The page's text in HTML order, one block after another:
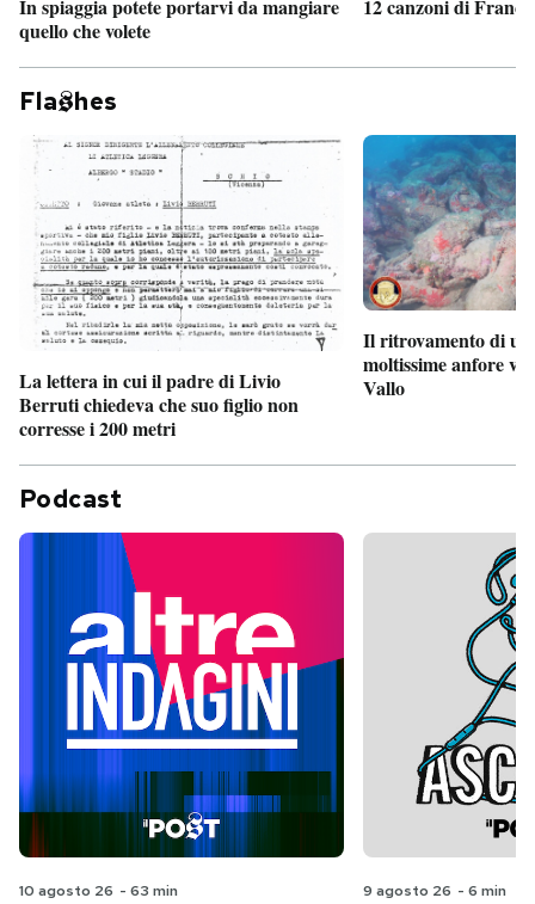
In spiaggia potete portarvi da mangiare
quello che volete
12 canzoni di
Fla hes
La lettera in cui il padre di Livio
Berruti chiedeva che suo figlio non
corresse i 200 metri
Il ritrovamento di
moltissime anfore
Vallo
Podcast
10 agosto 26 - 63 min 9 agosto 26 - 6 min